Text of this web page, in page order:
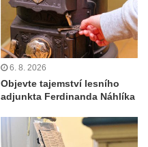
6. 8. 2026
Objevte tajemství lesního
adjunkta Ferdinanda Náhlíka